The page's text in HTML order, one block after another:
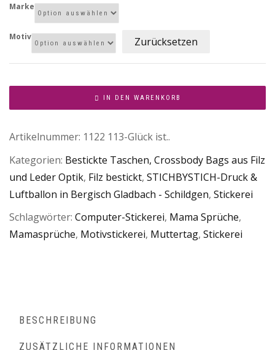
Marke
Motiv Zurücksetzen
IN DEN WARENKORB
Artikelnummer: 1122 113-Glück ist..
Kategorien: Bestickte Taschen, Crossbody Bags aus Filz
und Leder Optik, Filz bestickt, STICHBYSTICH-Druck &
Luftballon in Bergisch Gladbach - Schildgen, Stickerei
Schlagwörter: Computer-Stickerei, Mama Sprüche,
Mamasprüche, Motivstickerei, Muttertag, Stickerei
BESCHREIBUNG
ZUSÄTZLICHE INFORMATIONEN